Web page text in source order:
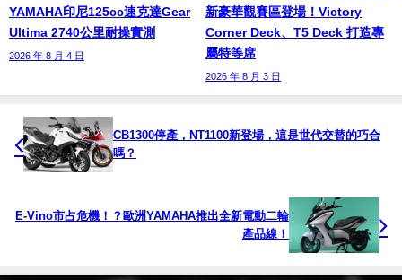
YAMAHA印尼125cc速克達Gear
Ultima 2740公里耐操實測
2026 年 8 月 4 日
新豪華觀賽區登場！Victory
Corner Deck、T5 Deck 打造專
屬特等席
2026 年 8 月 3 日
CB1300停產，NT1100新登場，這是世代交替的巧合
嗎？
E-Vino市占危機！？歐洲YAMAHA推出全新電動二輪
產品線！